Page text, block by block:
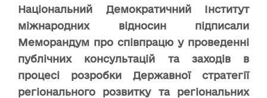
Національний Демократичний Інститут
міжнародних відносин підписали
Меморандум про співпрацю у проведенні
публічних консультацій та заходів в
процесі розробки Державної стратегії
регіонального розвитку та регіональних